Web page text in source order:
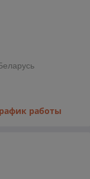
работы